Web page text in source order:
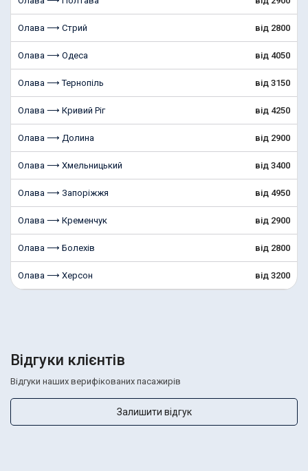
Олава ⟶ Стрий від 2800
Олава ⟶ Одеса від 4050
Олава ⟶ Тернопіль від 3150
Олава ⟶ Кривий Ріг від 4250
Олава ⟶ Долина від 2900
Олава ⟶ Хмельницький від 3400
Олава ⟶ Запоріжжя від 4950
Олава ⟶ Кременчук від 2900
Олава ⟶ Болехів від 2800
Олава ⟶ Херсон від 3200
Відгуки клієнтів
Відгуки наших верифікованих пасажирів
Залишити відгук